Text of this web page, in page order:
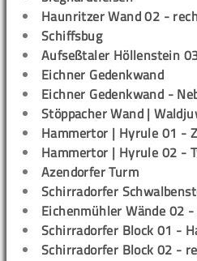
Haunritzer Wand 02 -
Schiffsbug
Aufseßtaler Höllenstein
Eichner Gedenkwand
Eichner Gedenkwand -
Stöppacher Wand |
Hammertor | Hyrule 01 -
Hammertor | Hyrule 02 -
Azendorfer Turm
Schirradorfer
Eichenmühler Wände 02
Schirradorfer Block 01 -
Schirradorfer Block 02 -